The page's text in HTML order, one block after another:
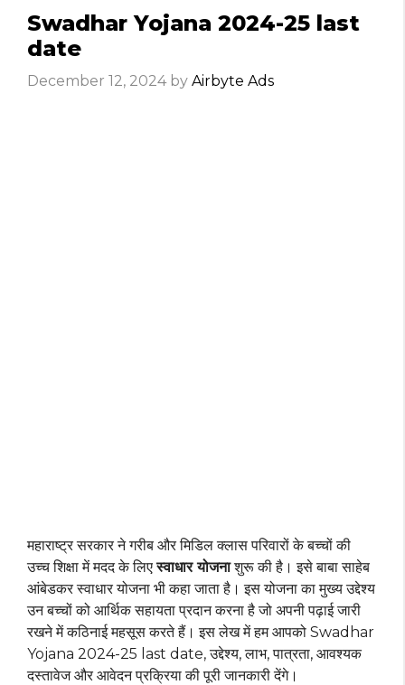
Swadhar Yojana 2024-25 last
date
December 12, 2024 by Airbyte Ads
महाराष्ट्र सरकार ने गरीब और मिडिल क्लास परिवारों के बच्चों की
उच्च शिक्षा में मदद के लिएस्वाधार योजनाशुरू की है। इसे बाबा साहेब
आंबेडकर स्वाधार योजना भी कहा जाता है। इस योजना का मुख्य उद्देश्य
उन बच्चों को आर्थिक सहायता प्रदान करना है जो अपनी पढ़ाई जारी
रखने में कठिनाई महसूस करते हैं। इस लेख में हम आपको Swadhar
Yojana 2024-25 last date, उद्देश्य, लाभ, पात्रता, आवश्यक
दस्तावेज और आवेदन प्रक्रिया की पूरी जानकारी देंगे।